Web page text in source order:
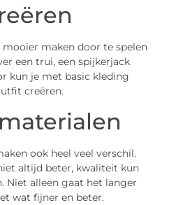
maken door te spelen
een trui, een spijkerjack
kun je met basic kleding
creëren.
ook heel veel verschil.
altijd beter, kwaliteit kun
Niet alleen gaat het langer
wat fijner en beter.